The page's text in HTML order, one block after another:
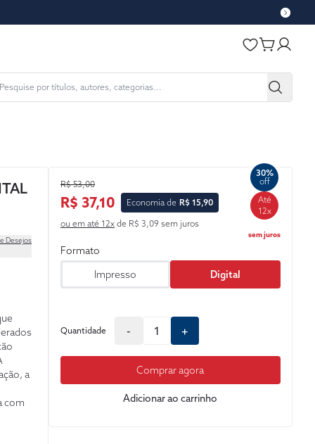
Desejos
a
com
R$ 53,00
R$ 37,10 Economia de R$ 15,90
30%
off
Até
12x
sem juros
ou em até 12xde R$ 3,09 sem juros
Formato
Impresso
Digital
Quantidade - +
Comprar agora
Adicionar ao carrinho